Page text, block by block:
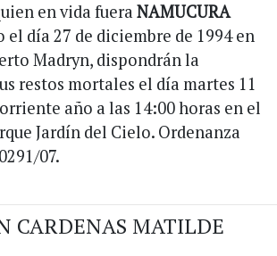
en vida fuera NAMUCURA
día 27 de diciembre de 1994 en
Madryn, dispondrán la
restos mortales el día martes 11
año a las 14:00 horas en el
Jardín del Cielo. Ordenanza
07.
CARDENAS MATILDE